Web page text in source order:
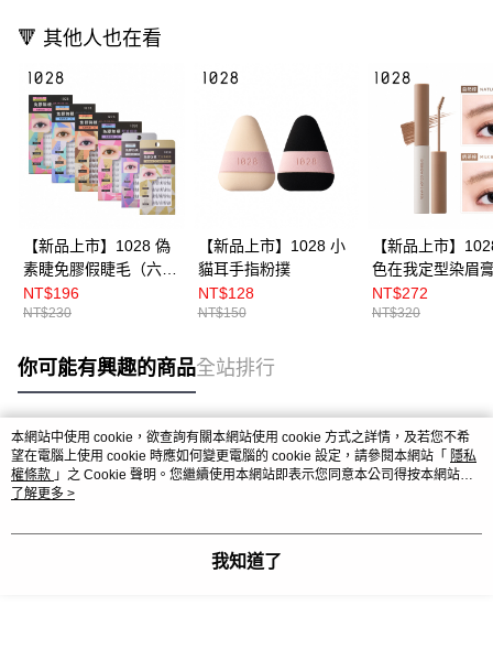
🔻 其他人也在看
【新品上市】1028 偽
素睫免膠假睫毛（六款
任選）
NT$196
NT$230
【新品上市】1028 小
貓耳手指粉撲
NT$128
NT$150
【新品上市】
色在我定型染眉
NT$272
NT$320
你可能有興趣的商品全站排行
熱門標籤
本網站中使用 cookie，欲查詢有關本網站使用 cookie 方式之詳情，及若您不希
望在電腦上使用 cookie 時應如何變更電腦的 cookie 設定，請參閱本網站「 隱私
權條款 」之 Cookie 聲明。您繼續使用本網站即表示您同意本公司得按本網站使
用條款之 Cookie 聲明使用 cookie。
了解更多 >
我知道了